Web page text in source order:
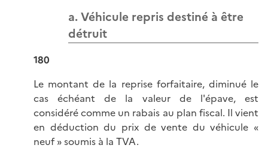
a. Véhicule repris destiné à être
détruit
180
Le montant de la reprise forfaitaire, diminué le
cas échéant de la valeur de l'épave, est
considéré comme un rabais au plan fiscal. Il vient
en déduction du prix de vente du véhicule «
neuf » soumis à la TVA.